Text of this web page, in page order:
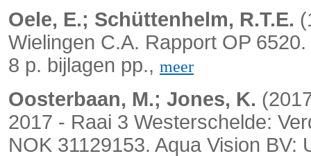
Oele, E.; Schüttenhelm, R.T.E.
Wielingen C.A. Rapport OP
8 p. bijlagen pp., meer
Oosterbaan, M.; Jones, K.
2017 - Raai 3 Westerschelde:
NOK 31129153. Aqua Vision